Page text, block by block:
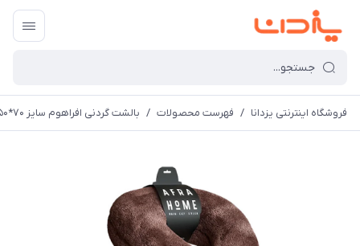
فروشگاه اینترنتی یزدانا / فهرست محصولات / بالشت گردنی افراهوم سایز 70*50 سانتی متر رنگ نسکافه ای